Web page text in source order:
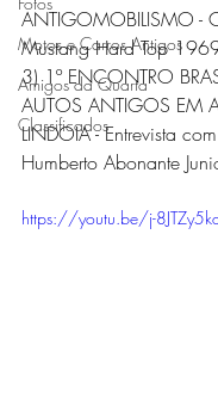
Motos e Carros Antigos
Amigos da Quarta
Classificados
ANTIGOMOBILISMO -
Mustang Hard Top
3) 1º ENCONTRO
AUTOS ANTIGOS EM
LINDOIA - Entrevista
Humberto Abonante
https://youtu.be/j-